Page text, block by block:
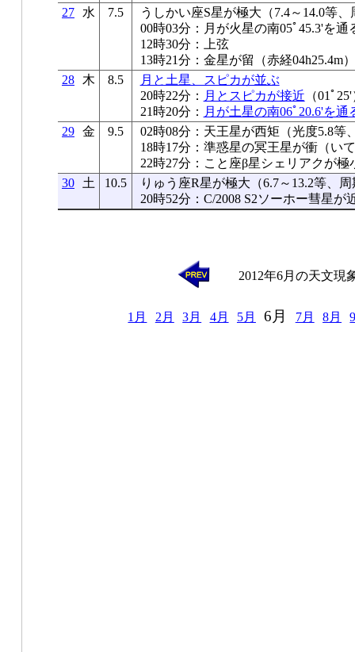
27
水 7.5
うしかい座S星が極大（7.4～14.0等、
00時03分：月が火星の南05ﾟ45.3'を通
12時30分：上弦
13時21分：金星が留（赤経04h25.4m）
28
木 8.5
月と土星、スピカが並ぶ
20時22分： 月とスピカが接近 （01ﾟ
21時20分： 月が土星の南06ﾟ20.6'を通
29 金 9.5
02時08分：天王星が西矩（光度5.8等
18時17分：準惑星の冥王星が衝（い
22時27分：こと座β星シェリアクが極
30
土 10.5
りゅう座R星が極大（6.7～13.2等、周
20時52分：C/2008 S2ソーホー彗星が
2012年6月の天文現
1月 2月 3月 4月 5月 6月 7月 8月